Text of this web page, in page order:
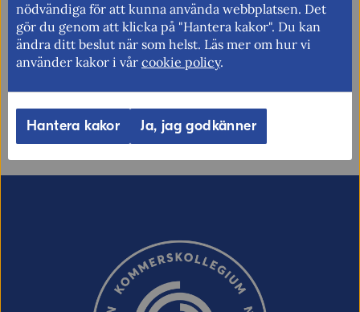
Berätta gärna vad vi kan göra för att
förbättra den här sidan.
Ordverifiering Uppdatera captcha
nödvändiga för att kunna använda webbplatsen. Det
gör du genom att klicka på "Hantera kakor". Du kan
ändra ditt beslut när som helst. Läs mer om hur vi
använder kakor i vår cookie policy.
Hantera kakor Ja, jag godkänner